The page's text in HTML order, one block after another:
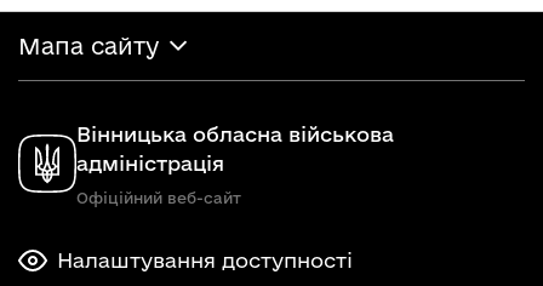
Мапа сайту
Вінницька обласна військова
адміністрація
Офіційний веб-сайт
Налаштування доступності